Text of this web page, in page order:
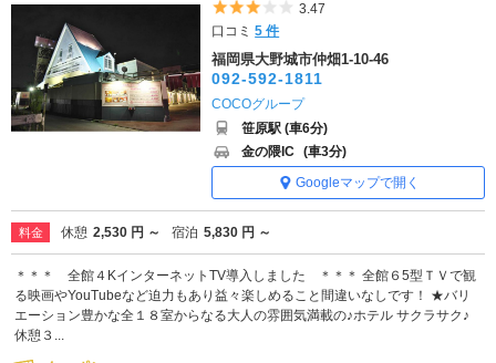
5つ星のうち3
3.47
口コミ5 件
福岡県大野城市仲畑1-10-46
092-592-1811
COCOグループ
笹原駅 (車6分)
金の隈IC (車3分)
Googleマップで開く
料金 休憩 2,530 円 ～ 宿泊 5,830 円 ～
＊＊＊ 全館４KインターネットTV導入しました ＊＊＊ 全館６5型ＴＶで観
る映画やYouTubeなど迫力もあり益々楽しめること間違いなしです！ ★バリ
エーション豊かな全１８室からなる大人の雰囲気満載の♪ホテル サクラサク♪
休憩３...